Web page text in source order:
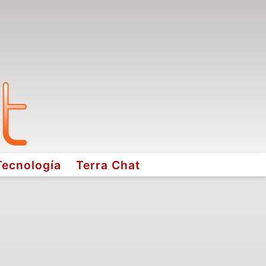
Terra Chat